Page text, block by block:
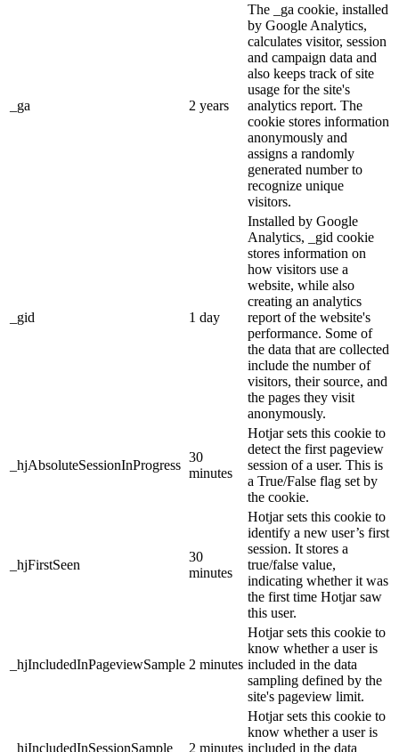
_ga 2 years
The _ga cookie, installed
by Google Analytics,
calculates visitor, session
and campaign data and
also keeps track of site
usage for the site's
analytics report. The
cookie stores information
anonymously and
assigns a randomly
generated number to
recognize unique
visitors.
_gid 1 day
Installed by Google
Analytics, _gid cookie
stores information on
how visitors use a
website, while also
creating an analytics
report of the website's
performance. Some of
the data that are collected
include the number of
visitors, their source, and
the pages they visit
anonymously.
_hjAbsoluteSessionInProgress
30
minutes
Hotjar sets this cookie to
detect the first pageview
session of a user. This is
a True/False flag set by
the cookie.
_hjFirstSeen
30
minutes
Hotjar sets this cookie to
identify a new user’s first
session. It stores a
true/false value,
indicating whether it was
the first time Hotjar saw
this user.
_hjIncludedInPageviewSample 2 minutes
Hotjar sets this cookie to
know whether a user is
included in the data
sampling defined by the
site's pageview limit.
_hjIncludedInSessionSample 2 minutes
Hotjar sets this cookie to
know whether a user is
included in the data